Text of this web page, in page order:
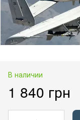
В наличии
1 840 грн